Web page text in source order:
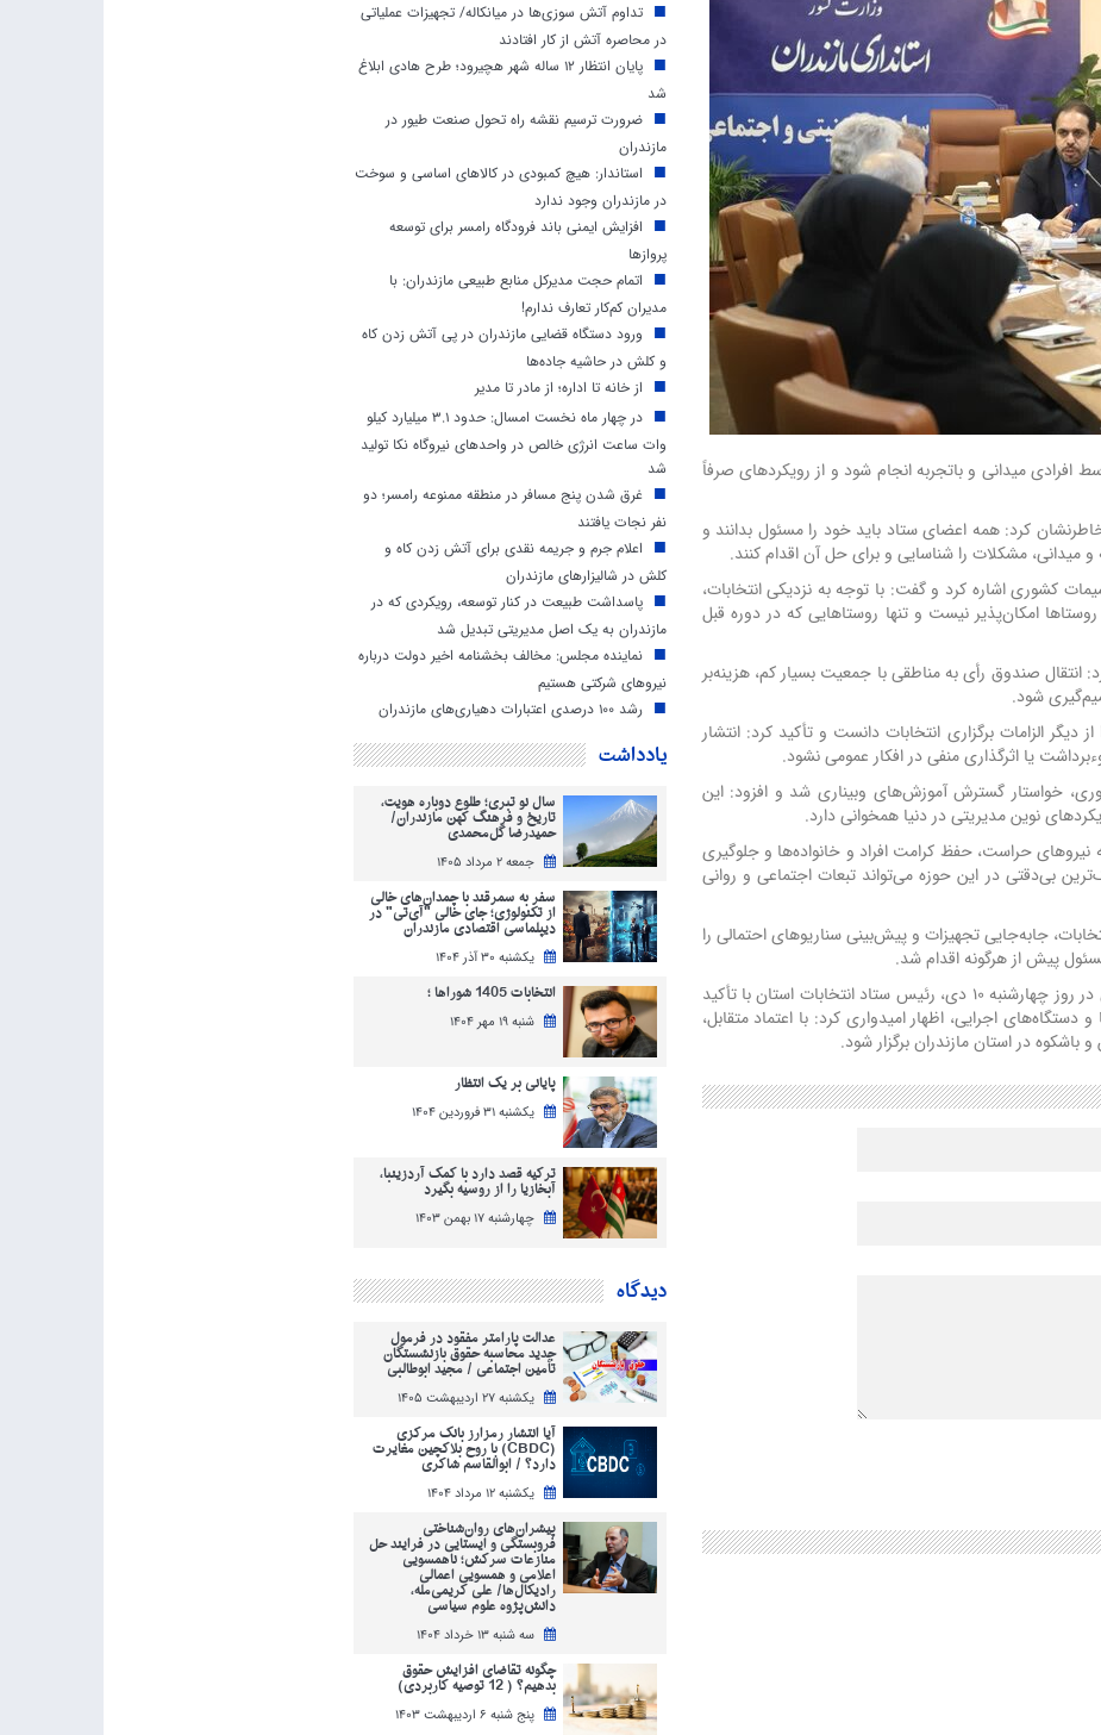
میدانی و باتجربه انجام شود و از رویکردهای صرفاً
کرد: همه اعضای ستاد باید خود را مسئول بدانند و
و میدانی، مشکلات را شناسایی و برای حل آن اقدام کنند.
کشوری اشاره کرد و گفت: با توجه به نزدیکی انتخابات،
امکان‌پذیر نیست و تنها روستاهایی که در دوره قبل
انتقال صندوق رأی به مناطقی با جمعیت بسیار کم، هزینه‌بر
شود.
الزامات برگزاری انتخابات دانست و تأکید کرد: انتشار
یا اثرگذاری منفی در افکار عمومی نشود.
خواستار گسترش آموزش‌های وبیناری شد و افزود: این
نوین مدیریتی در دنیا همخوانی دارد.
نیروهای حراست، حفظ کرامت افراد و خانواده‌ها و جلوگیری
بی‌دقتی در این حوزه می‌تواند تبعات اجتماعی و روانی
جابه‌جایی تجهیزات و پیش‌بینی سناریوهای احتمالی را
پیش از هرگونه اقدام شد.
به گزارش ایسنا به نقل از روابط عمومی استانداری مازندران در روز چهارشنبه ۱۰ دی، رئیس ستاد انتخابات استان با تأکید
اجرایی، اظهار امیدواری کرد: با اعتماد متقابل،
باشکوه در استان مازندران برگزار شود.
تداوم آتش‌ سوزی‌ها در میانکاله/ تجهیزات عملیاتی
در محاصره آتش از کار افتادند
پایان انتظار ۱۲ ساله شهر هچیرود؛ طرح هادی ابلاغ
شد
ضرورت ترسیم نقشه راه تحول صنعت طیور در
مازندران
استاندار: هیچ کمبودی در کالاهای اساسی و سوخت
در مازندران وجود ندارد
افزایش ایمنی باند فرودگاه رامسر برای توسعه
پروازها
اتمام حجت مدیرکل منابع طبیعی مازندران: با
مدیران کم‌کار تعارف ندارم!
ورود دستگاه قضایی مازندران در پی آتش زدن کاه
و کلش در حاشیه جاده‌ها
از خانه تا اداره؛ از مادر تا مدیر
در چهار ماه نخست امسال: حدود 3.1 میلیارد کیلو
وات ساعت انرژی خالص در واحدهای نیروگاه نکا تولید
شد
غرق شدن پنج مسافر در منطقه ممنوعه رامسر؛ دو
نفر نجات یافتند
اعلام جرم و جریمه نقدی برای آتش زدن کاه و
کلش در شالیزارهای مازندران
پاسداشت طبیعت در کنار توسعه، رویکردی که در
مازندران به یک اصل مدیریتی تبدیل شد
نماینده مجلس: مخالف بخشنامه اخیر دولت درباره
نیروهای شرکتی هستیم
رشد ۱۰۰ درصدی اعتبارات دهیاری‌های مازندران
یادداشت
سال نو تبری؛ طلوع دوباره هویت،
تاریخ و فرهنگ کهن مازندران/
حمیدرضا گل‌محمدی
جمعه 2 مرداد 1405
سفر به سمرقند با چمدان‌های خالی
از تکنولوژی؛ جای خالی "آی‌تی" در
دیپلماسی اقتصادی مازندران
یکشنبه 30 آذر 1404
انتخابات 1405 شوراها ؛
شنبه 19 مهر 1404
پایانی بر یک انتظار
یکشنبه 31 فروردين 1404
ترکیه قصد دارد با کمک آردزینبا،
آبخازیا را از روسیه بگیرد
چهارشنبه 17 بهمن 1403
دیدگاه
عدالت پارامتر مفقود در فرمول
جدید محاسبه حقوق بازنشستگان
تأمین اجتماعی / مجید ابوطالبی
یکشنبه 27 ارديبهشت 1405
آیا انتشار رمزارز بانک مرکزی
(CBDC) با روح بلاکچین مغایرت
دارد؟ / ابوالقاسم شاکری
یکشنبه 12 مرداد 1404
پیشران‌های روان‌شناختی
فروبستگی و ایستایی در فرایند حل
منازعات سرکش؛ ناهمسویی
اعلامی و همسویی اعمالی
رادیکال‌ها/ علی کریمی‌مله،
دانش‌پژوه علوم سیاسی
سه شنبه 13 خرداد 1404
چگونه تقاضای افزایش حقوق
بدهیم؟ ( 12 توصیه کاربردی)
پنج شنبه 6 ارديبهشت 1403